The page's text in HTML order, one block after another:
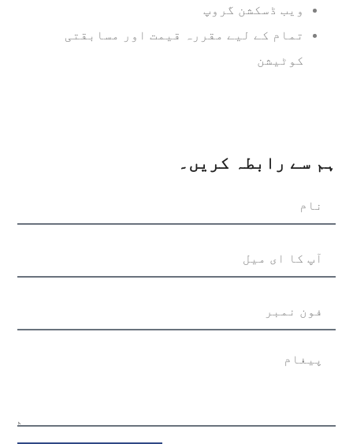
ویب ڈسکشن گروپ
تمام کے لیے مقررہ قیمت اور مسابقتی
کوٹیشن
ہم سے رابطہ کریں۔